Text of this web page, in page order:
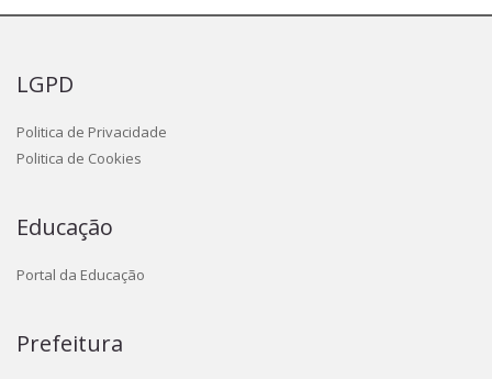
LGPD
Politica de Privacidade
Politica de Cookies
Educação
Portal da Educação
Prefeitura